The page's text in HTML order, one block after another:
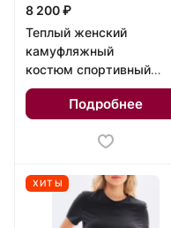
8 200 ₽
Теплый женский
камуфляжный
костюм спортивный
Милитари 2
Подробнее
ХИТЫ